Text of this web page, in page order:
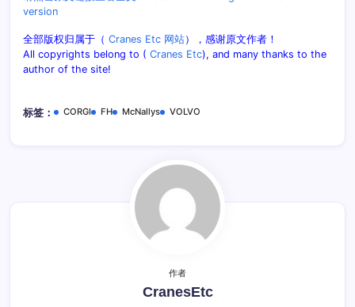
version
全部版权归属于（ Cranes Etc 网站），感谢原文作者！
All copyrights belong to ( Cranes Etc), and many thanks to the
author of the site!
标签： CORGI FH McNallys VOLVO
作者
CranesEtc